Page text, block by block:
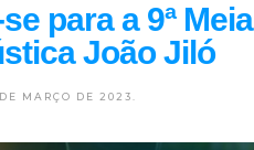
para a 9ª Meia
João Jiló
MARÇO DE 2023.